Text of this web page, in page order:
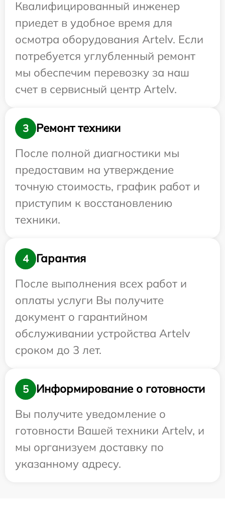
Квалифицированный инженер
приедет в удобное время для
осмотра оборудования Artelv. Если
потребуется углубленный ремонт
мы обеспечим перевозку за наш
счет в сервисный центр Artelv.
3
Ремонт техники
После полной диагностики мы
предоставим на утверждение
точную стоимость, график работ и
приступим к восстановлению
техники.
4
Гарантия
После выполнения всех работ и
оплаты услуги Вы получите
документ о гарантийном
обслуживании устройства Artelv
сроком до 3 лет.
5
Информирование о готовности
Вы получите уведомление о
готовности Вашей техники Artelv, и
мы организуем доставку по
указанному адресу.